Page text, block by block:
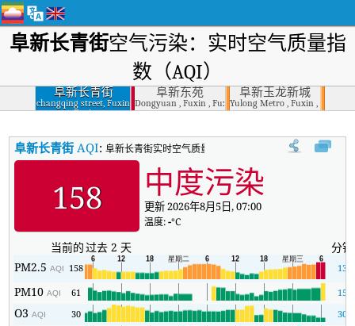
阜新长青街空气污染：实时空气质量指
数（AQI）
阜新长青街
changqing street, Fuxin
, Fuxin
阜新东苑
Dongyuan , Fuxin , Fuxin
阜新玉龙新城
Yulong Metro , Fuxin , Fuxin
阜新长青街 AQI:阜新长青街实时空气质量指数（AQI）。
158 中度污染
更新 2026年8月5日, 07:00
温度:-°C
当前的过去 2 天
分钟
PM2.5AQI 158 13
PM10AQI 61 15
O3AQI 30 30